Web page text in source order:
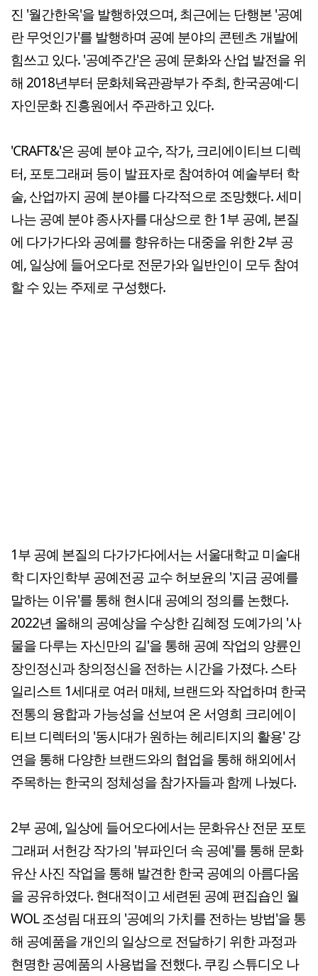
진 '월간한옥'을 발행하였으며, 최근에는 단행본 '공예
란 무엇인가'를 발행하며 공예 분야의 콘텐츠 개발에
힘쓰고 있다. '공예주간'은 공예 문화와 산업 발전을 위
해 2018년부터 문화체육관광부가 주최, 한국공예·디
자인문화 진흥원에서 주관하고 있다.
'CRAFT&'은 공예 분야 교수, 작가, 크리에이티브 디렉
터, 포토그래퍼 등이 발표자로 참여하여 예술부터 학
술, 산업까지 공예 분야를 다각적으로 조망했다. 세미
나는 공예 분야 종사자를 대상으로 한 1부 공예, 본질
에 다가가다와 공예를 향유하는 대중을 위한 2부 공
예, 일상에 들어오다로 전문가와 일반인이 모두 참여
할 수 있는 주제로 구성했다.
1부 공예 본질의 다가가다에서는 서울대학교 미술대
학 디자인학부 공예전공 교수 허보윤의 '지금 공예를
말하는 이유'를 통해 현시대 공예의 정의를 논했다.
2022년 올해의 공예상을 수상한 김혜정 도예가의 '사
물을 다루는 자신만의 길'을 통해 공예 작업의 양륜인
장인정신과 창의정신을 전하는 시간을 가졌다. 스타
일리스트 1세대로 여러 매체, 브랜드와 작업하며 한국
전통의 융합과 가능성을 선보여 온 서영희 크리에이
티브 디렉터의 '동시대가 원하는 헤리티지의 활용' 강
연을 통해 다양한 브랜드와의 협업을 통해 해외에서
주목하는 한국의 정체성을 참가자들과 함께 나눴다.
2부 공예, 일상에 들어오다에서는 문화유산 전문 포토
그래퍼 서헌강 작가의 '뷰파인더 속 공예'를 통해 문화
유산 사진 작업을 통해 발견한 한국 공예의 아름다움
을 공유하였다. 현대적이고 세련된 공예 편집숍인 월
WOL 조성림 대표의 '공예의 가치를 전하는 방법'을 통
해 공예품을 개인의 일상으로 전달하기 위한 과정과
현명한 공예품의 사용법을 전했다. 쿠킹 스튜디오 나